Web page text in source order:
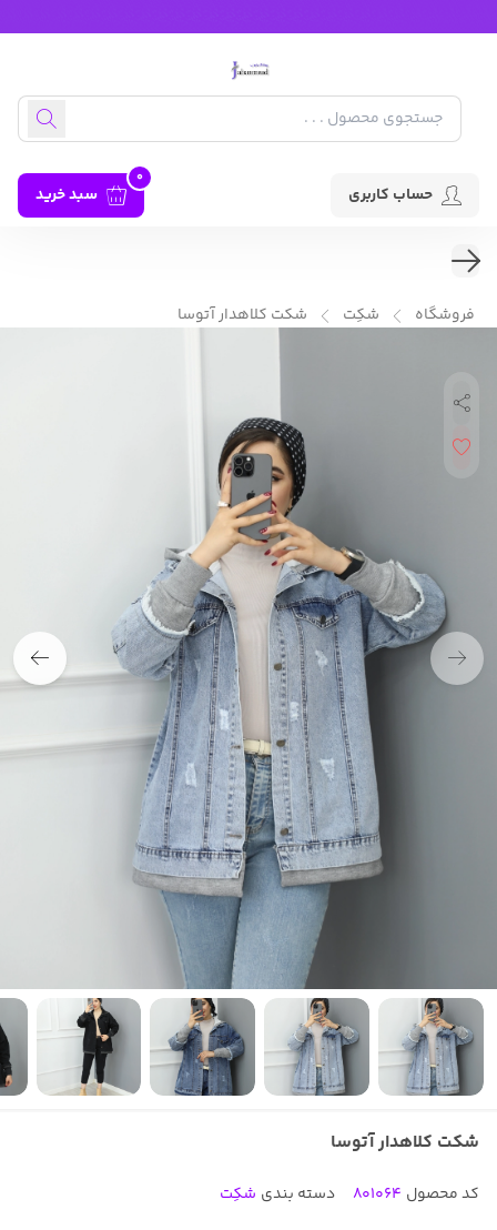
حساب کاربری سبد خرید
0
فروشگاه شکِت شکت کلاهدار آتوسا
شکت کلاهدار آتوسا
کد محصول 801064 دسته بندی شکِت